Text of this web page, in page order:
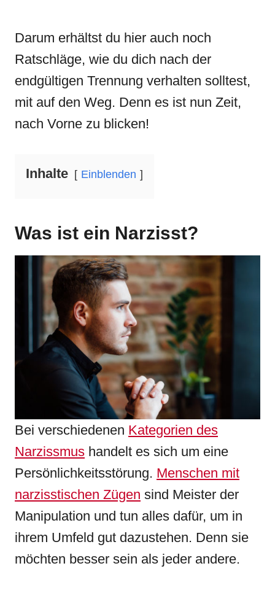
Darum erhältst du hier auch noch
Ratschläge, wie du dich nach der
endgültigen Trennung verhalten solltest,
mit auf den Weg. Denn es ist nun Zeit,
nach Vorne zu blicken!
Inhalte Einblenden
Was ist ein Narzisst?
Bei verschiedenen Kategorien des
Narzissmus handelt es sich um eine
Persönlichkeitsstörung. Menschen mit
narzisstischen Zügen sind Meister der
Manipulation und tun alles dafür, um in
ihrem Umfeld gut dazustehen. Denn sie
möchten besser sein als jeder andere.